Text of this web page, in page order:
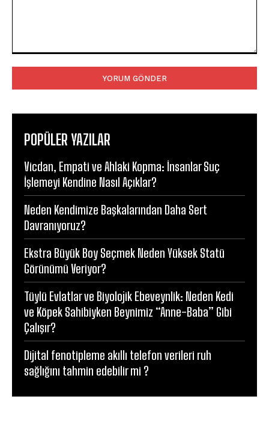
POPÜLER YAZILAR
Vicdan, Empati ve Ahlaki Kopma: İnsanlar Suç
İşlemeyi Kendine Nasıl Açıklar?
Neden Kendimize Başkalarından Daha Sert
Davranıyoruz?
Ekstra Büyük Boy Seçmek Neden Yüksek Statü
Görünümü Veriyor?
Tüylü Evlatlar ve Biyolojik Ebeveynlik: Neden Kedi
ve Köpek Sahibiyken Beynimiz “Anne-Baba” Gibi
Çalışır?
Dijital fenotipleme akıllı telefon verileri ruh
sağlığını tahmin edebilir mi ?